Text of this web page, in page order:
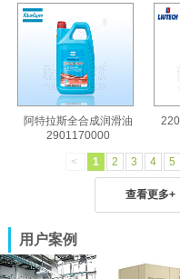
阿特拉斯全合成润滑油
2901170000
< 1 2 3 4 5
查看更多+
用户案例